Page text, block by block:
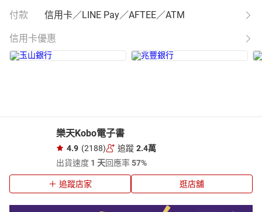
付款 信用卡／LINE Pay／AFTEE／ATM
信用卡優惠
樂天Kobo電子書
4.9 (2188) 追蹤 2.4萬
出貨速度 1 天回應率57%
追蹤店家 逛店舖